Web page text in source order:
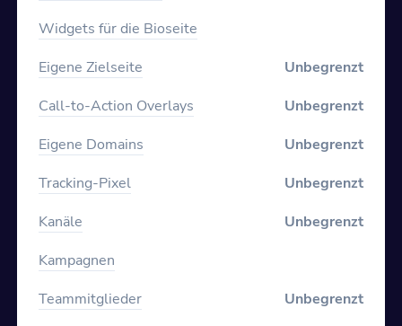
Widgets für die Bioseite
Eigene Zielseite
Unbegrenzt
Call-to-Action Overlays
Unbegrenzt
Eigene Domains
Unbegrenzt
Tracking-Pixel
Unbegrenzt
Kanäle
Unbegrenzt
Kampagnen
Teammitglieder
Unbegrenzt